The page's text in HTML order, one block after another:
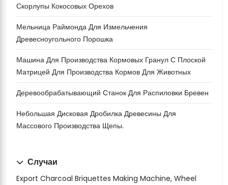
Скорлупы Кокосовых Орехов
Мельница Раймонда Для Измельчения
Древесноугольного Порошка
Машина Для Производства Кормовых Гранул С Плоской
Матрицей Для Производства Кормов Для Животных
Деревообрабатывающий Станок Для Распиловки Бревен
Небольшая Дисковая Дробилка Древесины Для
Массового Производства Щепы.
Случаи
Export Charcoal Briquettes Making Machine, Wheel